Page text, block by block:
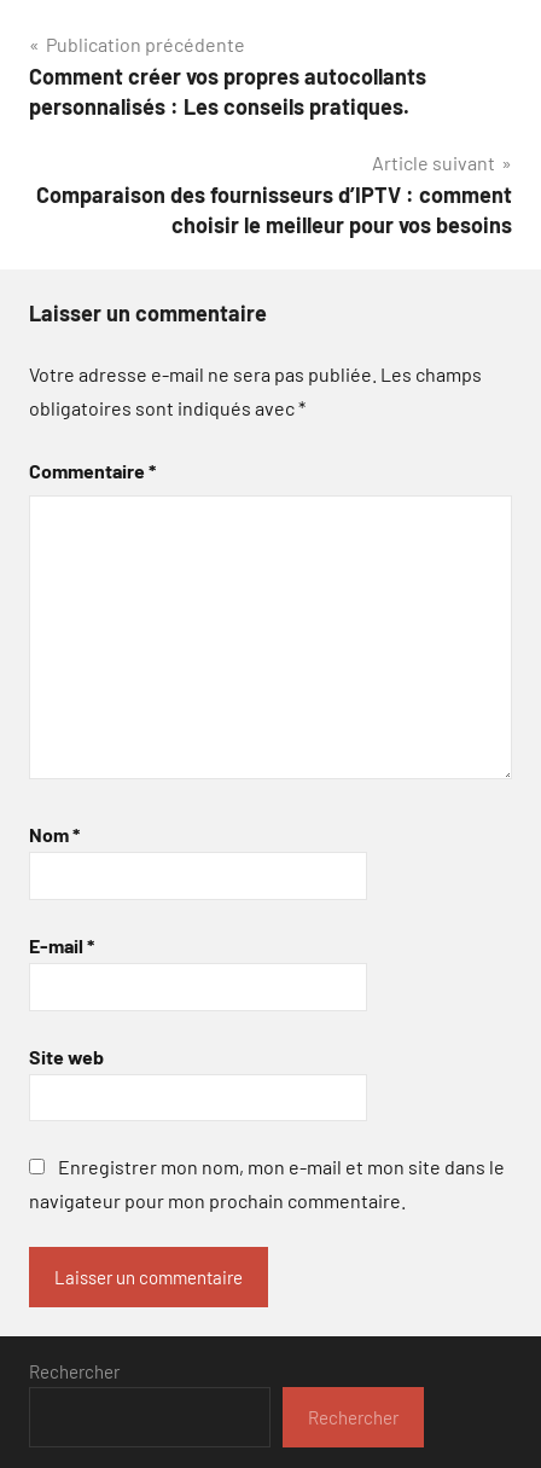
Navigation
de
Publication précédente
Comment créer vos propres autocollants
personnalisés : Les conseils pratiques.
Article suivant
Comparaison des fournisseurs d’IPTV : comment
choisir le meilleur pour vos besoins
Laisser un commentaire
Votre adresse e-mail ne sera pas publiée. Les champs
obligatoires sont indiqués avec*
Commentaire*
Nom*
E-mail *
Site web
Enregistrer mon nom, mon e-mail et mon site dans le
navigateur pour mon prochain commentaire.
Rechercher
Rechercher